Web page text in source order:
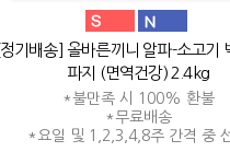
[정기배송] 올바른끼니 알파-소고기
파지 (면역건강) 2.4kg
*불만족 시 100% 환불
*무료배송
*요일 및 1,2,3,4,8주 간격 중